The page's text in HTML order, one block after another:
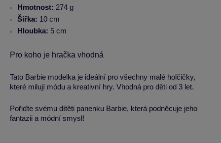
Hmotnost: 274 g
Šířka: 10 cm
Hloubka: 5 cm
Pro koho je hračka vhodná
Tato Barbie modelka je ideální pro všechny malé holčičky,
které milují módu a kreativní hry. Vhodná pro děti od 3 let.
Pořiďte svému dítěti panenku Barbie, která podněcuje jeho
fantazii a módní smysl!